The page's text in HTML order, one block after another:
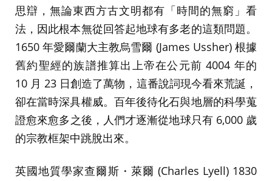
思辯，無論東西方古文明都有「時間的無窮」看
法，因此根本無從回答起地球有多老的這類問題。
1650 年愛爾蘭大主教烏雪爾 (James Ussher) 根據
舊約聖經的族譜推算出上帝在公元前 4004 年的
10 月 23 日創造了萬物，這番說詞現今看來荒誕，
卻在當時深具權威。百年後待化石與地層的科學蒐
證愈來愈多之後，人們才逐漸從地球只有 6,000 歲
的宗教框架中跳脫出來。
英國地質學家查爾斯・萊爾 (Charles Lyell) 1830